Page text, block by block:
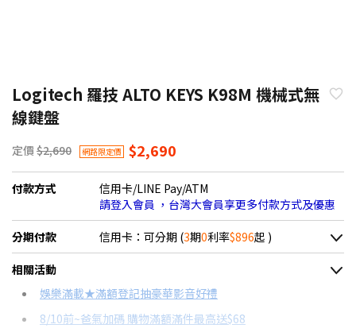
Logitech 羅技 ALTO KEYS K98M 機械式無
線鍵盤
定價 $2,690 網路限定價 $2,690
付款方式
信用卡/LINE Pay/ATM
請登入會員 ，台灣大會員享更多付款方式及優惠
分期付款 信用卡：可分期 (3期0利率$896起 )
＊實際可分期數、適用利率，請以購物車顯示為主
信用卡分期
分期數 每期金額 配合銀行/業者
相關活動
娛樂滿載★滿額登記抽豪華影音好禮
8/10前~爸氣加碼 購物滿額滿件最高送$68